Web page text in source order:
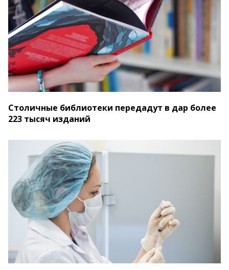
Столичные библиотеки передадут в дар более
223 тысяч изданий